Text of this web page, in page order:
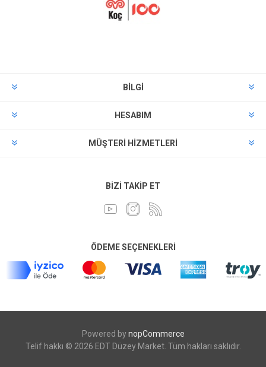
BILGI
HESABIM
MÜŞTERI HIZMETLERI
BIZI TAKIP ET
ÖDEME SEÇENEKLERI
Powered bynopCommerce
Telif hakkı © 2026 EDT Düzey Market. Tüm hakları saklıdır.